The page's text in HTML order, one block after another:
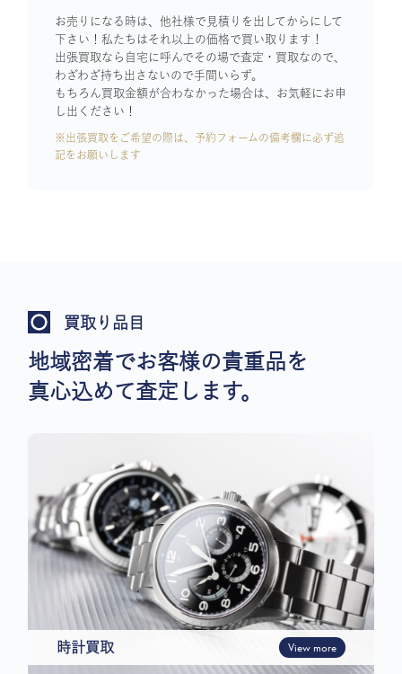
お売りになる時は、他社様で見積りを出してからにして
下さい！私たちはそれ以上の価格で買い取ります！
出張買取なら自宅に呼んでその場で査定・買取なので、
わざわざ持ち出さないので手間いらず。
もちろん買取金額が合わなかった場合は、お気軽にお申
し出ください！
※出張買取をご希望の際は、予約フォームの備考欄に必ず追
記をお願いします
買取り品目
地域密着でお客様の貴重品を
真心込めて査定します。
時計買取 View more